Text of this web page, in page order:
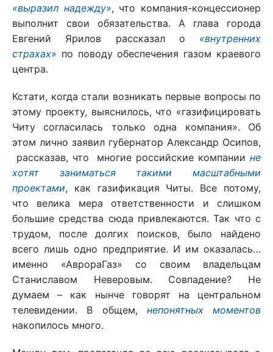
«выразил надежду», что компания-концессионер
выполнит свои обязательства. А глава города
Евгений Ярилов рассказал о «внутренних
страхах» по поводу обеспечения газом краевого
центра.
Кстати, когда стали возникать первые вопросы по
этому проекту, выяснилось, что «газифицировать
Читу согласилась только одна компания». Об
этом лично заявил губернатор Александр Осипов,
рассказав, что многие российские компании не
хотят заниматься такими масштабными
проектами, как газификация Читы. Все потому,
что велика мера ответственности и слишком
большие средства сюда привлекаются. Так что с
трудом, после долгих поисков, было найдено
всего лишь одно предприятие. И им оказалась…
именно «АврораГаз» со своим владельцам
Станиславом Неверовым. Совпадение? Не
думаем – как нынче говорят на центральном
телевидении. В общем, непонятных моментов
накопилось много.